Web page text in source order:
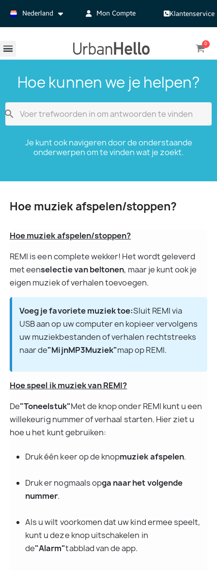
Nederland Mon Compte Klantenservice
Hoe kunnen we je helpen?

Je kunt ook navigeren door de onderstaande
onderwerpen om te vinden wat je zoekt.
Hoe muziek afspelen/stoppen?
Hoe muziek afspelen/stoppen?
REMI is een complete wekker! Het wordt geleverd
met eenselectie van beltonen, maar je kunt ook je
eigen muziek of verhalen toevoegen.
Voeg je favoriete muziek toe:Sluit REMI via
USB aan op uw computer en kopieer vervolgens
uw muziekbestanden of verhalen rechtstreeks
naar de"MijnMP3Muziek"map op REMI.
Hoe speel ik muziek van REMI?
De"Toneelstuk"Met de knop onder REMI kunt u een
willekeurig nummer of verhaal starten. Hier ziet u
hoe u het kunt gebruiken:
Druk één keer op de knopmuziek afspelen.
Druk er nogmaals opga naar het volgende
nummer.
Als u wilt voorkomen dat uw kind ermee speelt,
kunt u deze knop uitschakelen in
de"Alarm"tabblad van de app.